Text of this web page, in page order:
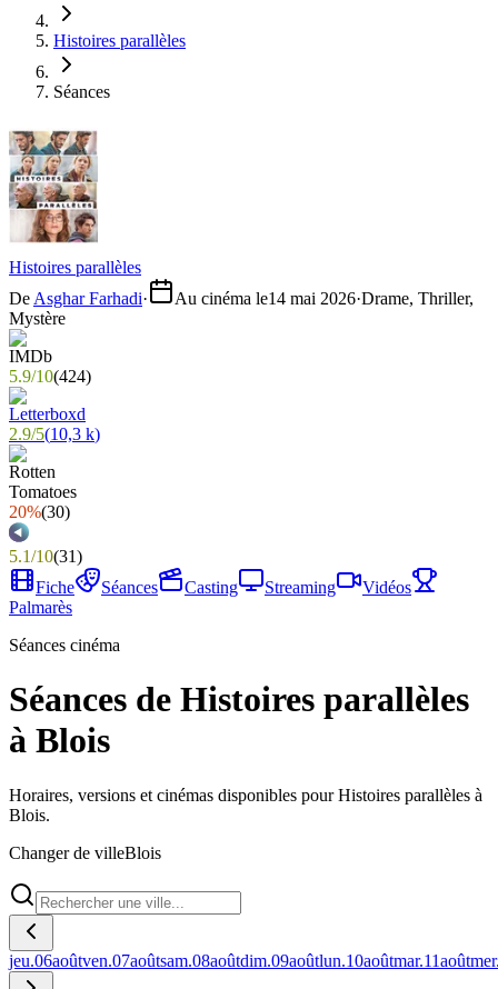
Histoires parallèles
Séances
Histoires parallèles
De Asghar Farhadi· Au cinéma le14 mai 2026·Drame, Thriller,
Mystère
5.9/10(424)
2.9/5(10,3 k)
20%(30)
5.1/10(31)
Fiche
Séances Casting Streaming
Vidéos
Palmarès
Séances cinéma
Séances de Histoires parallèles
à Blois
Horaires, versions et cinémas disponibles pour Histoires parallèles à
Blois.
Changer de villeBlois
jeu.06aoûtven.07aoûtsam.08aoûtdim.09aoûtlun.10aoûtmar.11août